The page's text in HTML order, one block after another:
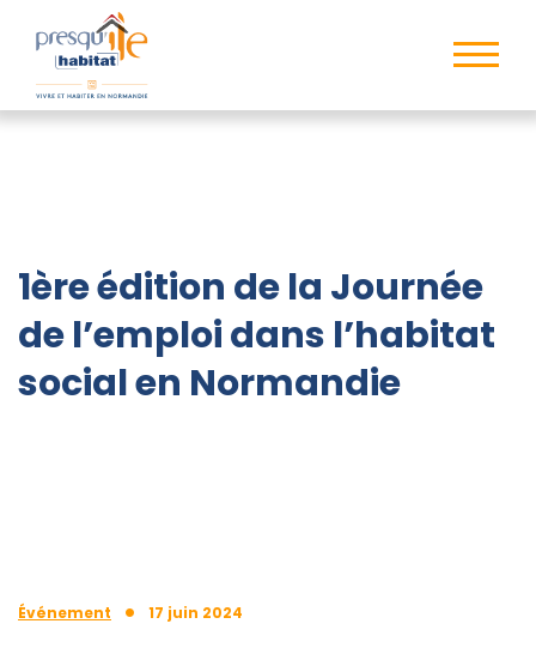
1ère édition de la Journée
de l’emploi dans l’habitat
social en Normandie
Événement • 17 juin 2024